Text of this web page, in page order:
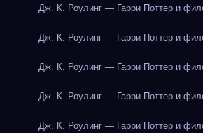
Дж. К. Роулинг — Гарри Поттер и
Дж. К. Роулинг — Гарри Поттер и
Дж. К. Роулинг — Гарри Поттер и
Дж. К. Роулинг — Гарри Поттер и
Дж. К. Роулинг — Гарри Поттер и